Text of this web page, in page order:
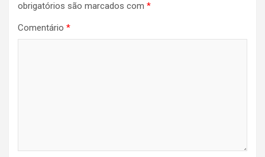
obrigatórios são marcados com *
Comentário *